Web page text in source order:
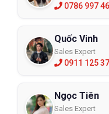
0786 997
Quốc Vinh
Sales Expert
0911 125
Ngọc Tiên
Sales Expert